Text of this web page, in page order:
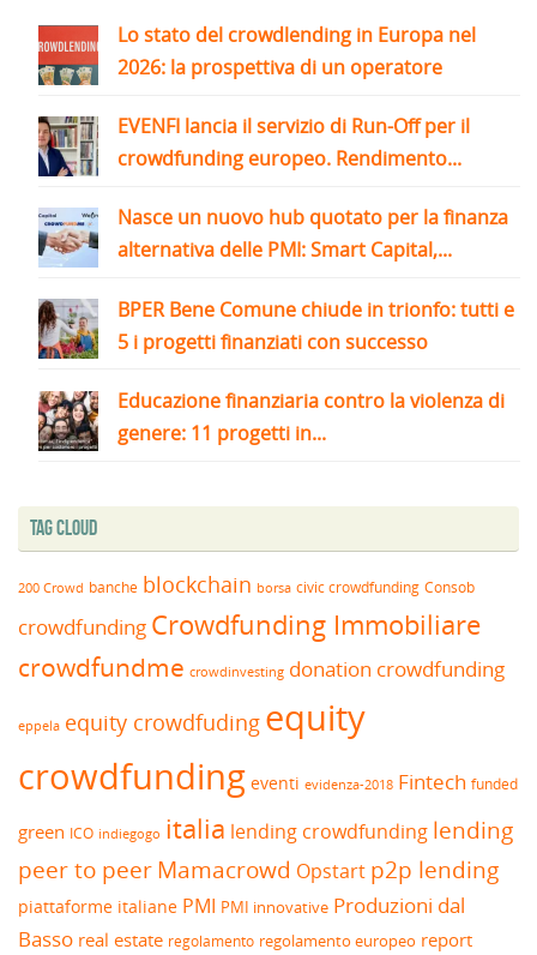
Lo stato del crowdlending in Europa nel
2026: la prospettiva di un operatore
EVENFI lancia il servizio di Run-Off per il
crowdfunding europeo. Rendimento...
Nasce un nuovo hub quotato per la finanza
alternativa delle PMI: Smart Capital,...
BPER Bene Comune chiude in trionfo: tutti e
5 i progetti finanziati con successo
Educazione finanziaria contro la violenza di
genere: 11 progetti in...
Tag Cloud
200 Crowd banche blockchain borsa civic crowdfunding Consob
crowdfunding Crowdfunding Immobiliare
crowdfundme crowdinvesting donation crowdfunding
eppela equity crowdfuding equity
crowdfunding eventi evidenza-2018 Fintech funded
green ICO indiegogo italia lending crowdfunding lending
peer to peerMamacrowd Opstart p2p lending
piattaforme italiane PMI PMI innovative Produzioni dal
Basso real estate regolamento regolamento europeo report